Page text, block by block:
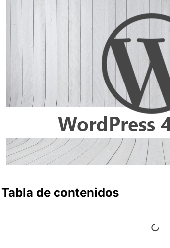
Tabla de contenidos